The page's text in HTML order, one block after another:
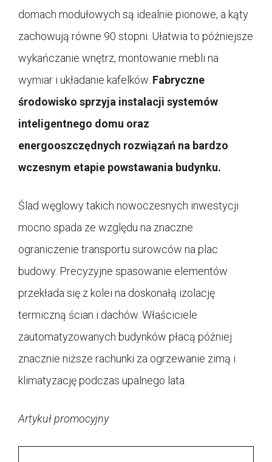
domach modułowych są idealnie pionowe, a kąty
zachowują równe 90 stopni. Ułatwia to późniejsze
wykańczanie wnętrz, montowanie mebli na
wymiar i układanie kafelków. Fabryczne
środowisko sprzyja instalacji systemów
inteligentnego domu oraz
energooszczędnych rozwiązań na bardzo
wczesnym etapie powstawania budynku.
Ślad węglowy takich nowoczesnych inwestycji
mocno spada ze względu na znaczne
ograniczenie transportu surowców na plac
budowy. Precyzyjne spasowanie elementów
przekłada się z kolei na doskonałą izolację
termiczną ścian i dachów. Właściciele
zautomatyzowanych budynków płacą później
znacznie niższe rachunki za ogrzewanie zimą i
klimatyzację podczas upalnego lata.
Artykuł promocyjny